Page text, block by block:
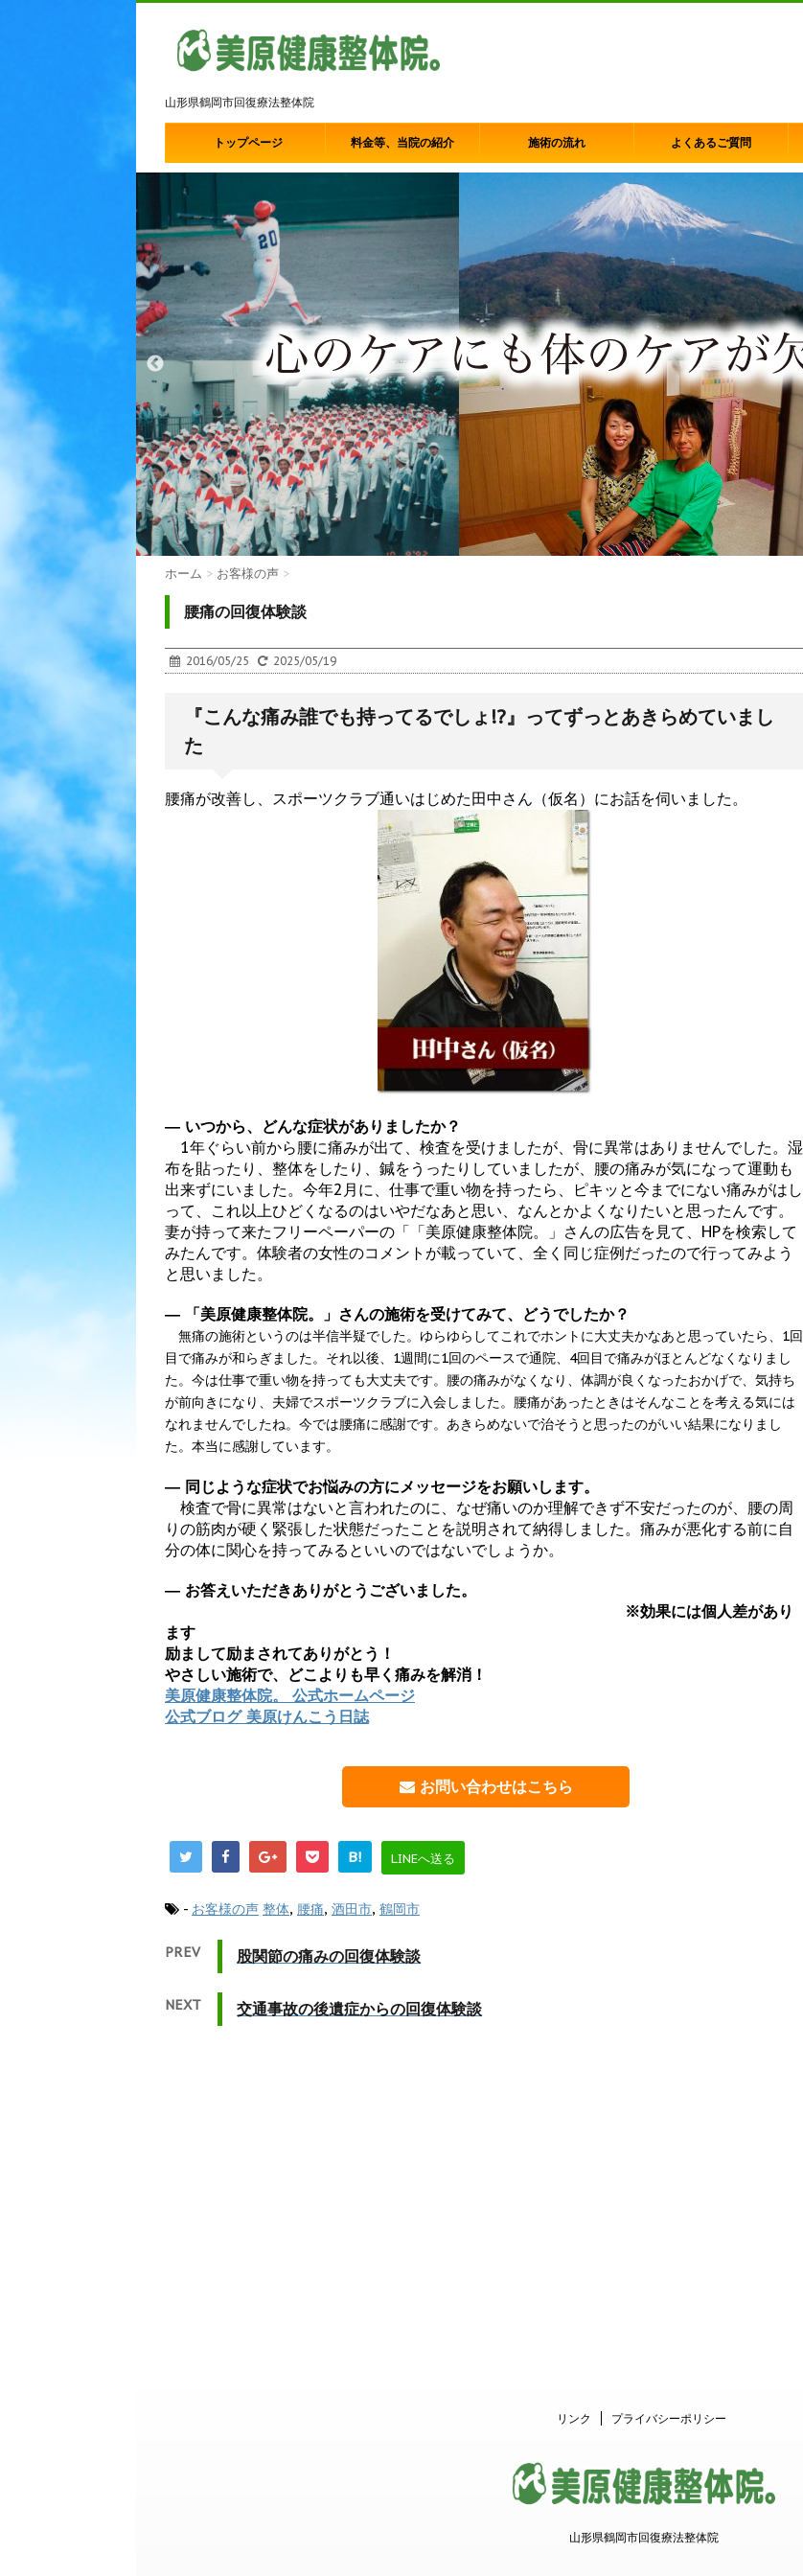
山形県鶴岡市回復療法整体院
トップページ 料金等、当院の紹介 施術の流れ よくあるご質問
ホーム > お客様の声 >
腰痛の回復体験談
2016/05/25 2025/05/19
『こんな痛み誰でも持ってるでしょ!?』ってずっとあきらめていまし
た
腰痛が改善し、スポーツクラブ通いはじめた田中さん（仮名）にお話を伺いました。
― いつから、どんな症状がありましたか？
1年ぐらい前から腰に痛みが出て、検査を受けましたが、骨に異常はありませんでした。湿
布を貼ったり、整体をしたり、鍼をうったりしていましたが、腰の痛みが気になって運動も
出来ずにいました。今年2月に、仕事で重い物を持ったら、ピキッと今までにない痛みがはし
って、これ以上ひどくなるのはいやだなあと思い、なんとかよくなりたいと思ったんです。
妻が持って来たフリーペーパーの「「美原健康整体院。」さんの広告を見て、HPを検索して
みたんです。体験者の女性のコメントが載っていて、全く同じ症例だったので行ってみよう
と思いました。
― 「美原健康整体院。」さんの施術を受けてみて、どうでしたか？
無痛の施術というのは半信半疑でした。ゆらゆらしてこれでホントに大丈夫かなあと思っていたら、1回
目で痛みが和らぎました。それ以後、1週間に1回のペースで通院、4回目で痛みがほとんどなくなりまし
た。今は仕事で重い物を持っても大丈夫です。腰の痛みがなくなり、体調が良くなったおかげで、気持ち
が前向きになり、夫婦でスポーツクラブに入会しました。腰痛があったときはそんなことを考える気には
なれませんでしたね。今では腰痛に感謝です。あきらめないで治そうと思ったのがいい結果になりまし
た。本当に感謝しています。
― 同じような症状でお悩みの方にメッセージをお願いします。
検査で骨に異常はないと言われたのに、なぜ痛いのか理解できず不安だったのが、腰の周
りの筋肉が硬く緊張した状態だったことを説明されて納得しました。痛みが悪化する前に自
分の体に関心を持ってみるといいのではないでしょうか。
― お答えいただきありがとうございました。
※効果には個人差があり
ます
励まして励まされてありがとう！
やさしい施術で、どこよりも早く痛みを解消！
美原健康整体院。 公式ホームページ
公式ブログ 美原けんこう日誌
お問い合わせはこちら
B! LINEへ送る
- お客様の声 整体, 腰痛, 酒田市, 鶴岡市
PREV 股関節の痛みの回復体験談
NEXT 交通事故の後遺症からの回復体験談
リンク プライバシーポリシー
山形県鶴岡市回復療法整体院